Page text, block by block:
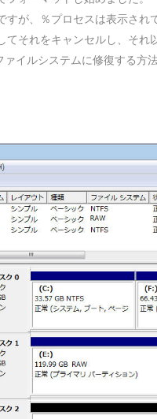
が、％プロセスは表示さ
それをキャンセルし、それ
イルシステムに修復する方